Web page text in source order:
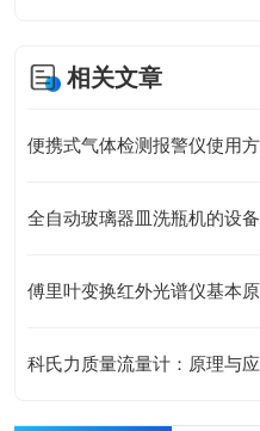
相关文章
便携式气体检测报警仪使用
全自动玻璃器皿洗瓶机的设
傅里叶变换红外光谱仪基本
科氏力质量流量计：原理与